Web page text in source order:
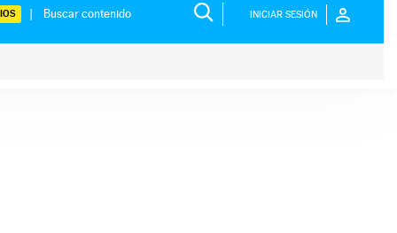
INICIAR SESIÓN